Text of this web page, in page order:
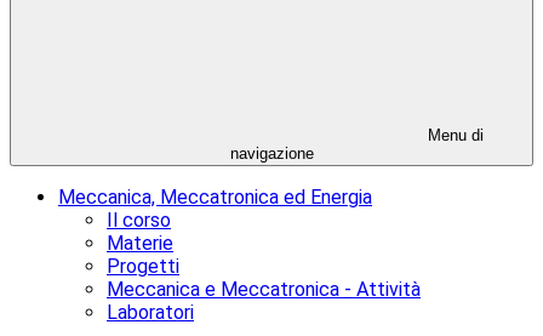
Menu di
navigazione
Meccanica, Meccatronica ed Energia
Il corso
Materie
Progetti
Meccanica e Meccatronica - Attività
Laboratori